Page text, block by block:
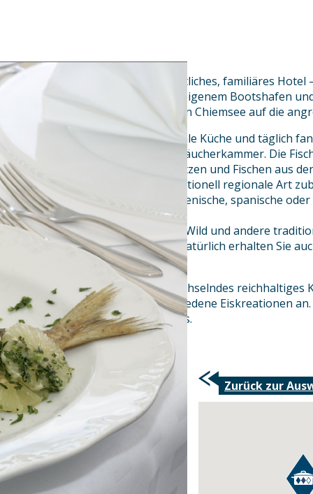
Der Fischer am See ist ein gemütliches, familiäres
am Westufer des Chiemsee mit eigenem Bootshafen
atemberaubenden Blick über den Chiemsee auf die
Genießen Sie die leichte, regionale Küche und täglich
Haus gehört auch eine eigene Räucherkammer. Die
Hecht, Brachsen, Aal oder Schratzen und Fischen aus
Chiemseefische werden auf traditionell regionale Art
Fischgerichte auf asiatische, italienische, spanische
werden angeboten.
Gerichte aus Lamm, heimischen Wild und andere
ergänzen unsere Speisekarte. Natürlich erhalten Sie
eine Kinderkarte.
Zudem bieten wir ein täglich wechselndes
eigener Herstellung und verschiedene Eiskreationen
Brotzeiten erhalten Sie ganztags.
Zurück zur